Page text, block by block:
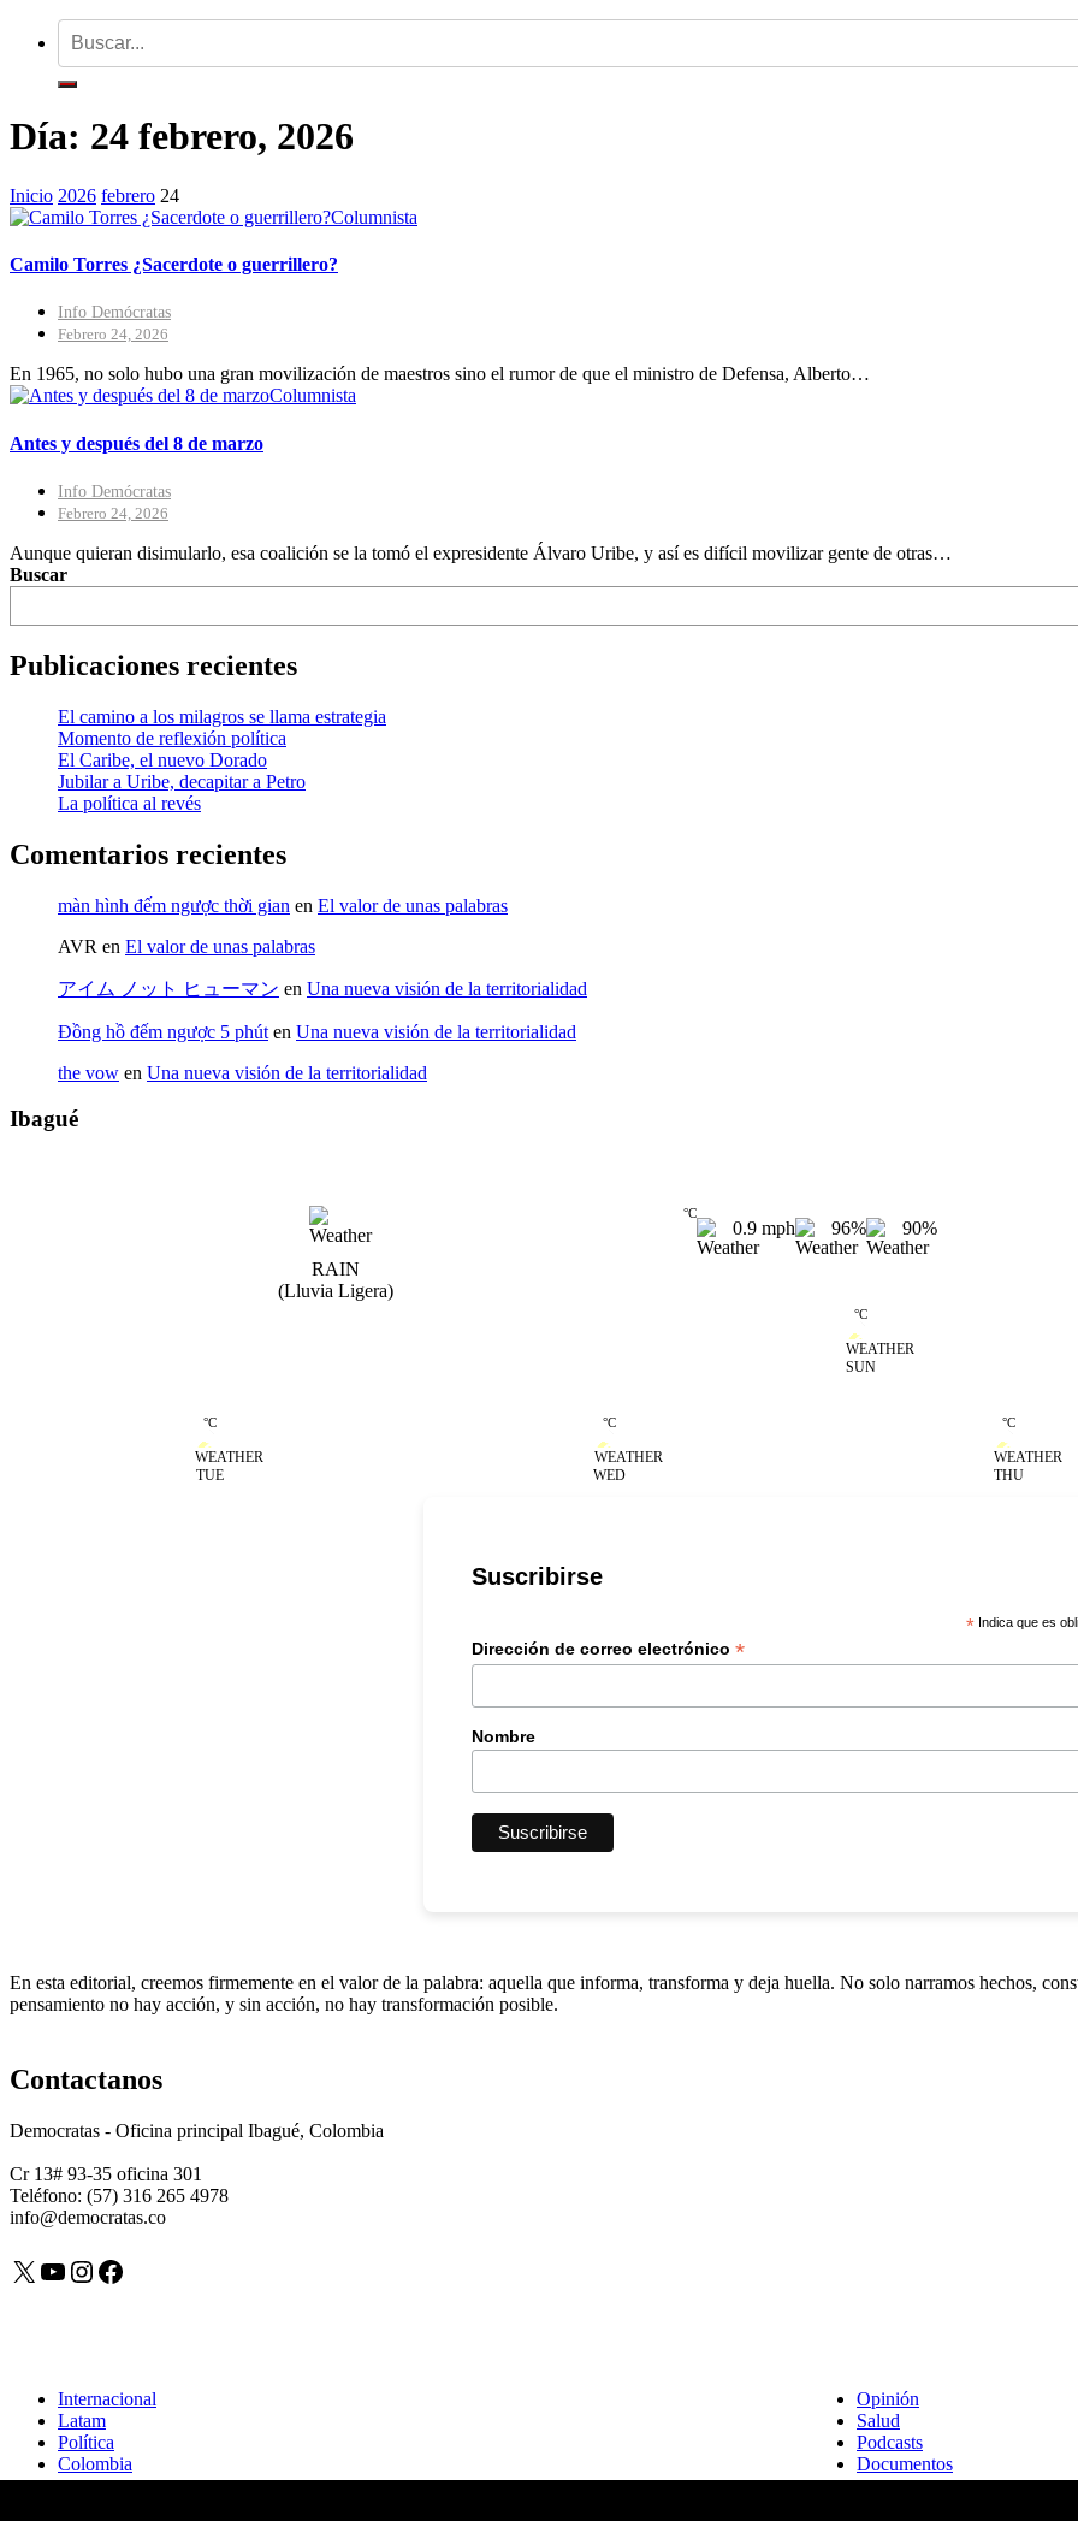
Día: 24 febrero, 2026
Inicio 2026 febrero 24
Columnista
Camilo Torres ¿Sacerdote o guerrillero?
Info Demócratas
Febrero 24, 2026
En 1965, no solo hubo una gran movilización de maestros sino el rumor de que el ministro de Defensa, Alberto…
Columnista
Antes y después del 8 de marzo
Info Demócratas
Febrero 24, 2026
Aunque quieran disimularlo, esa coalición se la tomó el expresidente Álvaro Uribe, y así es difícil movilizar gente de otras…
Buscar
Publicaciones recientes
El camino a los milagros se llama estrategia
Momento de reflexión política
El Caribe, el nuevo Dorado
Jubilar a Uribe, decapitar a Petro
La política al revés
Comentarios recientes
màn hình đếm ngược thời gian en El valor de unas palabras
AVR en El valor de unas palabras
アイム ノット ヒューマン en Una nueva visión de la territorialidad
Đồng hồ đếm ngược 5 phút en Una nueva visión de la territorialidad
the vow en Una nueva visión de la territorialidad
Ibagué
RAIN
(lluvia Ligera)
°C
0.9 mph 96% 90%
°C
SUN
°C
TUE
°C
WED
°C
THU
Suscribirse
*Indica que es
Dirección de correo electrónico *
Nombre
En esta editorial, creemos firmemente en el valor de la palabra: aquella que informa, transforma y deja huella. No solo narramos hechos,
pensamiento no hay acción, y sin acción, no hay transformación posible.
Contactanos
Democratas - Oficina principal Ibagué, Colombia
Cr 13# 93-35 oficina 301
Teléfono: (57) 316 265 4978
info@democratas.co
X YouTube
Instagram
Facebook
Internacional
Latam
Política
Colombia
Opinión
Salud
Podcasts
Documentos